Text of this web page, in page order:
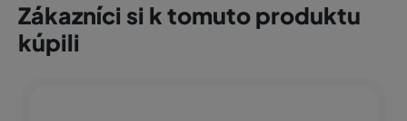
Zákazníci si k tomuto produktu
kúpili